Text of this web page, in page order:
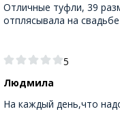
Отличные туфли, 39
отплясывала на
5
Людмила
На каждый день,что